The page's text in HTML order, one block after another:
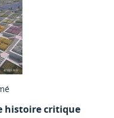
histoire critique